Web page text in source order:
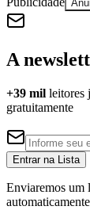
A
+39 mil leitores
gratuitamente
Entrar na Lista
Enviaremos um